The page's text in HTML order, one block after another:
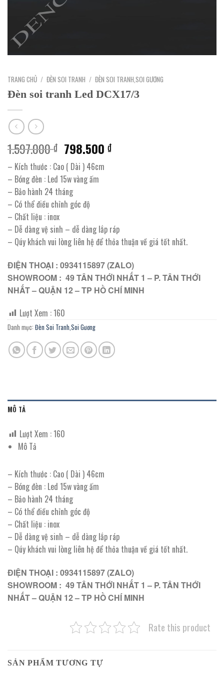
TRANG CHỦ / ĐÈN SOI TRANH / ĐÈN SOI TRANH,SOI GƯƠNG
Đèn soi tranh Led DCX17/3
1.597.000₫ Giá
gốc
là:
1.597.000 ₫.
798.500₫Giá
– Kích thước : Cao ( Dài ) 46cm
– Bóng đèn : Led 15w vàng ấm
– Bảo hành 24 tháng
– Có thể điều chỉnh góc độ
– Chất liệu : inox
– Dễ dàng vệ sinh – dễ dàng lắp ráp
– Qúy khách vui lòng liên hệ để thỏa thuận về giá tốt nhất.
ĐIỆN THOẠI : 0934115897 (ZALO)
SHOWROOM : 49 TÂN THỚI NHẤT 1 – P. TÂN THỚI
NHẤT – QUẬN 12 – TP HỒ CHÍ MINH
Lượt Xem :160
Danh mục: Đèn Soi Tranh,Soi Gương
MÔ TẢ
Lượt Xem :160
Mô Tả
– Kích thước : Cao ( Dài ) 46cm
– Bóng đèn : Led 15w vàng ấm
– Bảo hành 24 tháng
– Có thể điều chỉnh góc độ
– Chất liệu : inox
– Dễ dàng vệ sinh – dễ dàng lắp ráp
– Qúy khách vui lòng liên hệ để thỏa thuận về giá tốt nhất.
ĐIỆN THOẠI : 0934115897 (ZALO)
SHOWROOM : 49 TÂN THỚI NHẤT 1 – P. TÂN THỚI
NHẤT – QUẬN 12 – TP HỒ CHÍ MINH
Rate this product
SẢN PHẨM TƯƠNG TỰ